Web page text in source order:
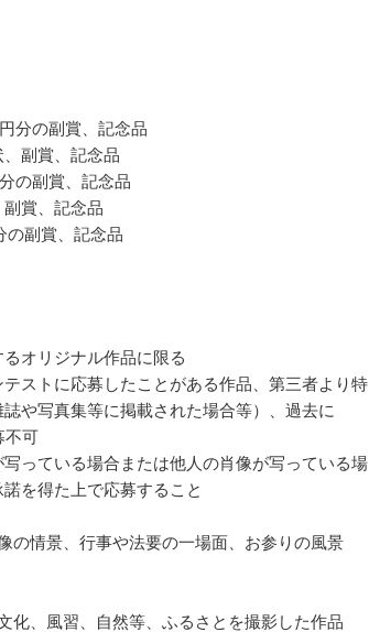
分の副賞、記念品
副賞、記念品
の副賞、記念品
賞、記念品
副賞、記念品
オリジナル作品に限る
ストに応募したことがある作品、第三者より特
や写真集等に掲載された場合等）、過去に
不可
っている場合または他人の肖像が写っている場
を得た上で応募すること
の情景、行事や法要の一場面、お参りの風景
化、風習、自然等、ふるさとを撮影した作品